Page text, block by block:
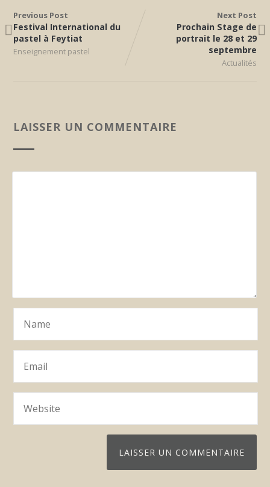
Previous Post
Festival International du
pastel à Feytiat
Enseignement pastel
Next Post
Prochain Stage de
portrait le 28 et 29
septembre
Actualités
LAISSER UN COMMENTAIRE